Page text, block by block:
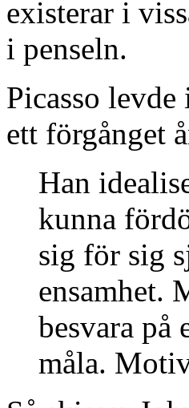
existerar i
i penseln.
Picasso
ett förgånget
Han
kunna
sig för sig
ensamhet.
besvara på
måla.